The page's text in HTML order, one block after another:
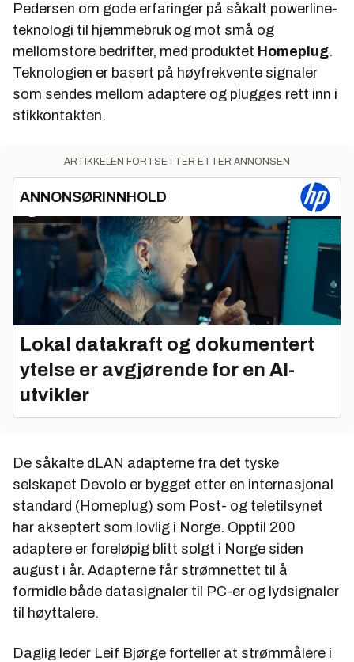
Pedersen om gode erfaringer på såkalt powerline-
teknologi til hjemmebruk og mot små og
mellomstore bedrifter, med produktet Homeplug.
Teknologien er basert på høyfrekvente signaler
som sendes mellom adaptere og plugges rett inn i
stikkontakten.
ARTIKKELEN FORTSETTER ETTER ANNONSEN
ANNONSØRINNHOLD
Lokal datakraft og dokumentert
ytelse er avgjørende for en AI-
utvikler
De såkalte dLAN adapterne fra det tyske
selskapet Devolo er bygget etter en internasjonal
standard (Homeplug) som Post- og teletilsynet
har akseptert som lovlig i Norge. Opptil 200
adaptere er foreløpig blitt solgt i Norge siden
august i år. Adapterne får strømnettet til å
formidle både datasignaler til PC-er og lydsignaler
til høyttalere.
Daglig leder Leif Bjørge forteller at strømmålere i